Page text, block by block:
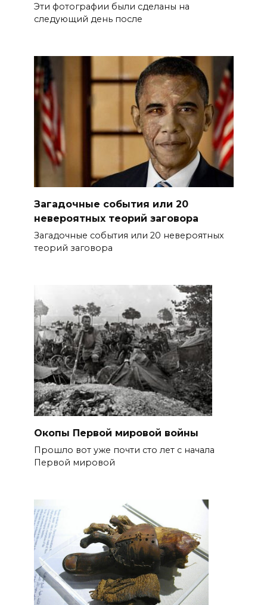
Эти фотографии были сделаны на
следующий день после
Загадочные события или 20
невероятных теорий заговора
Загадочные события или 20 невероятных
теорий заговора
Окопы Первой мировой войны
Прошло вот уже почти сто лет с начала
Первой мировой